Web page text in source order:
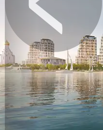
Предыдущее